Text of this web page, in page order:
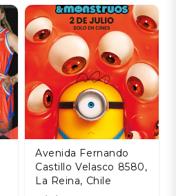
Avenida Fernando
Castillo Velasco 8580,
La Reina, Chile